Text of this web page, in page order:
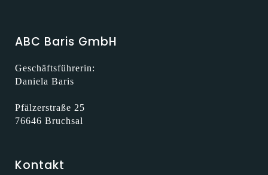
ABC Baris GmbH
Geschäftsführerin:
Daniela Baris
Pfälzerstraße 25
76646 Bruchsal
Kontakt